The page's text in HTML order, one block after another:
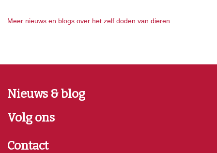
Meer nieuws en blogs over het zelf doden van dieren
Nieuws & blog
Volg ons
Contact